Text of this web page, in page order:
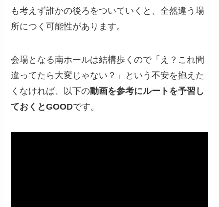
も考えず誰かの後ろをついていくと、全然違う場
所につく可能性があります。
会場となる南ホールは結構歩くので「え？これ間
違ってたら大変じゃない？」という不安を抱えた
くなければ、以下の動画を参考にルートを予習し
ておくとGOODです。